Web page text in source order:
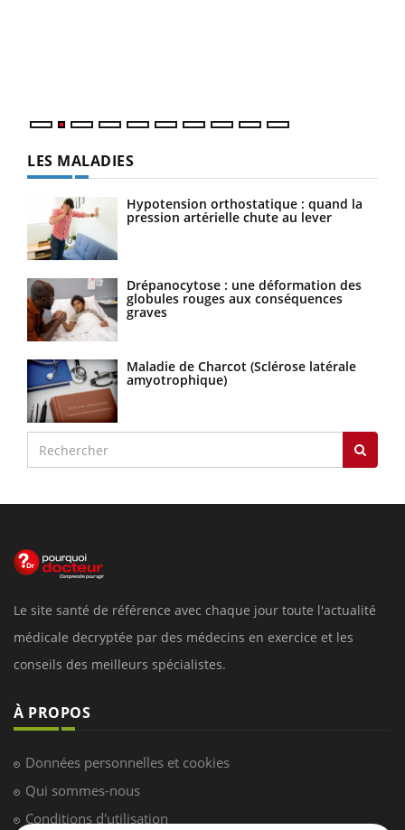
LES MALADIES
Hypotension orthostatique : quand la
pression artérielle chute au lever
Drépanocytose : une déformation des
globules rouges aux conséquences
graves
Maladie de Charcot (Sclérose latérale
amyotrophique)
Le site santé de référence avec chaque jour toute l'actualité
médicale decryptée par des médecins en exercice et les
conseils des meilleurs spécialistes.
À PROPOS
Données personnelles et cookies
Qui sommes-nous
Conditions d'utilisation